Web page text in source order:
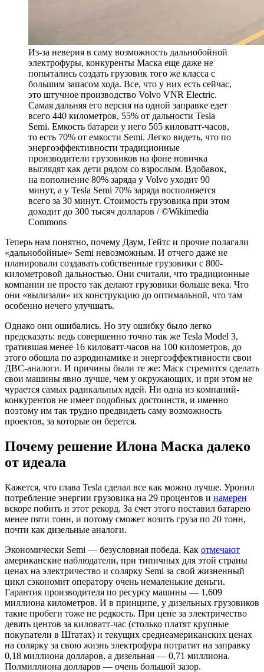
Из-за неверия в саму возможность дальнобойной
электрофуры, конкуренты Маска еще даже не
попытались создать грузовик того же класса с
большим запасом хода. Все, что у них есть сейчас,
это штучное производство Volvo VNR Electric.
Самая дальняя его версия на одной заправке едет
всего 440 километров, 55% от дальности Tesla
Semi. Емкость батареи у него 565 киловатт-часов,
то есть 70% от емкости Semi. Легко видеть, что по
энергоэффективности традиционные
производители грузовиков на фоне новичка
выглядят как дети рядом со взрослым. Вдобавок,
на пополнение 80% заряда у Volvo уходит 90
минут, а у Tesla Semi 70% заряда восполняется
всего за 30 минут. Стоимость грузовика при этом
доходит до 300 тысяч долларов / ©Wikimedia
Commons
Теперь нам понятно, почему Даум, Гейтс и прочие полагали
«дальнобойные» Semi невозможным. И отчего даже не
планировали создавать собственные грузовики с 800-
километровой дальностью. Они считали, что традиционные
компании не просто так делают грузовики больше века. Что
они «вылизали» их конструкцию до оптимальной, что там
особенно нечего улучшать.
Однако они ошибались. Но эту ошибку было легко
предсказать: ведь совершенно точно так же Tesla Model 3,
тратившая менее 16 киловатт-часов на 100 километров, до
этого обошла по аэродинамике и энергоэффективности свои
ДВС-аналоги. И причины были те же: Маск стремится сделать
свои машины явно лучше, чем у окружающих, и при этом не
чурается самых радикальных идей. Ни одна из компаний-
конкурентов не имеет подобных достоинств, и именно
поэтому им так трудно предвидеть саму возможность
проектов, за которые он берется.
Почему решение Илона Маска далеко
от идеала
Кажется, что глава Tesla сделал все как можно лучше. Уронил
потребление энергии грузовика на 29 процентов и намерен
вскоре побить и этот рекорд. За счет этого поставил батарею
менее пяти тонн, и потому сможет возить груза по 20 тонн,
почти как дизельные аналоги.
Экономически Semi — безусловная победа. Как отмечают
американские наблюдатели, при типичных для этой страны
ценах на электричество и солярку Semi за свой жизненный
цикл сэкономит оператору очень немаленькие деньги.
Гарантия производителя по ресурсу машины — 1,609
миллиона километров. И в принципе, у дизельных грузовиков
такие пробеги тоже не редкость. При цене за электричество
девять центов за киловатт-час (столько платят крупные
покупатели в Штатах) и текущих среднеамериканских ценах
на солярку за свою жизнь электрофура потратит на заправку
0,18 миллиона долларов, а дизельная — 0,71 миллиона.
Полмиллиона долларов — очень большой зазор.